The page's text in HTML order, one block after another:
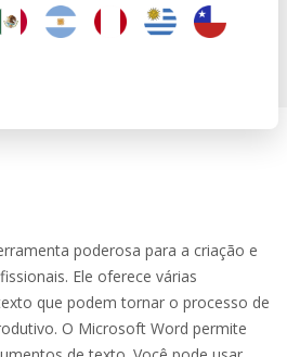
poderosa para a criação e
Ele oferece várias
que podem tornar o processo de
O Microsoft Word permite